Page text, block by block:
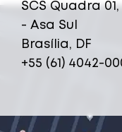
SCS Quadra
- Asa Sul
Brasília, DF
+55 (61) 4042-